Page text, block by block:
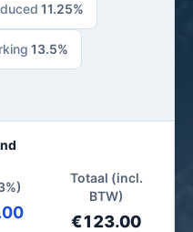
11.25%
13.5%
Totaal (incl.
BTW)
€123.00